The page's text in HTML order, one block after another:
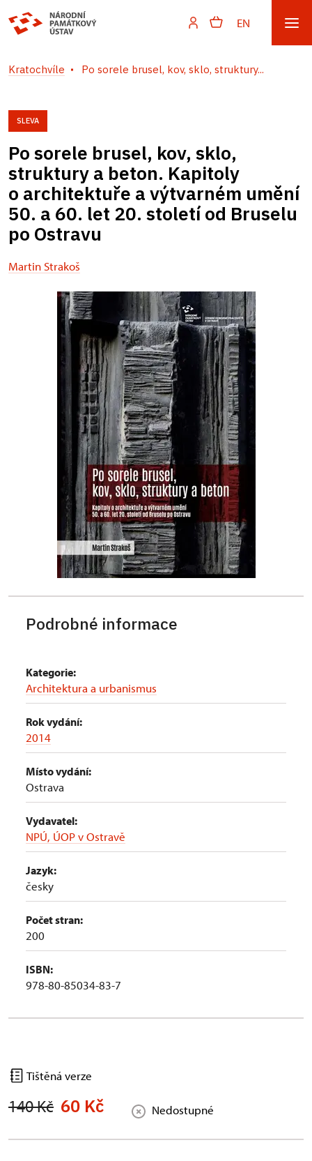
EN
Kratochvíle Po sorele brusel, kov, sklo, struktury...
SLEVA
Po sorele brusel, kov, sklo,
struktury a beton. Kapitoly
o architektuře a výtvarném umění
50. a 60. let 20. století od Bruselu
po Ostravu
Martin Strakoš
Podrobné informace
Kategorie:
Architektura a urbanismus
Rok vydání:
2014
Místo vydání:
Ostrava
Vydavatel:
NPÚ, ÚOP v Ostravě
Jazyk:
česky
Počet stran:
200
ISBN:
978-80-85034-83-7
Tištěná verze
140 Kč 60 Kč Nedostupné